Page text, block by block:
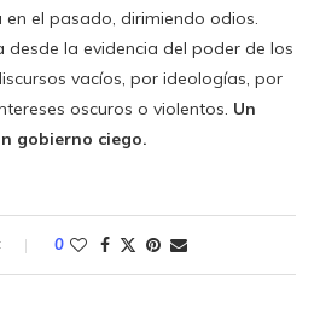
el pasado, dirimiendo odios.
desde la evidencia del poder de los
vacíos, por ideologías, por
oscuros o violentos. Un
gobierno ciego.
0